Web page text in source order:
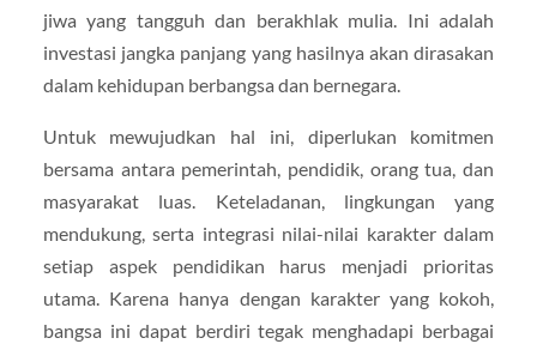
jiwa yang tangguh dan berakhlak mulia. Ini adalah
investasi jangka panjang yang hasilnya akan dirasakan
dalam kehidupan berbangsa dan bernegara.
Untuk mewujudkan hal ini, diperlukan komitmen
bersama antara pemerintah, pendidik, orang tua, dan
masyarakat luas. Keteladanan, lingkungan yang
mendukung, serta integrasi nilai-nilai karakter dalam
setiap aspek pendidikan harus menjadi prioritas
utama. Karena hanya dengan karakter yang kokoh,
bangsa ini dapat berdiri tegak menghadapi berbagai